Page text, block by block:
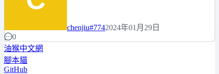
chenjiu#7742024年01月29日
0
油猴中文網
腳本貓
GitHub